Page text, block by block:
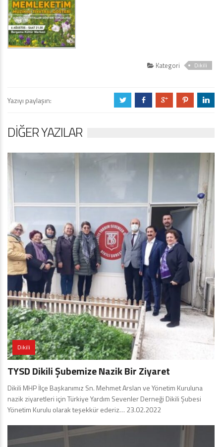
Kategori Dikili
Yazıyı paylaşın: a b c d j
DIĞER YAZILAR
Dikili
TYSD Dikili Şubemize Nazik Bir Ziyaret
Dikili MHP İlçe Başkanımız Sn. Mehmet Arslan ve Yönetim Kuruluna
nazik ziyaretleri için Türkiye Yardım Sevenler Derneği Dikili Şubesi
Yönetim Kurulu olarak teşekkür ederiz… 23.02.2022